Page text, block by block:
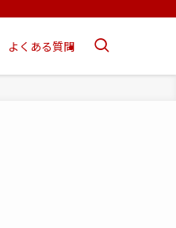
よくある質問